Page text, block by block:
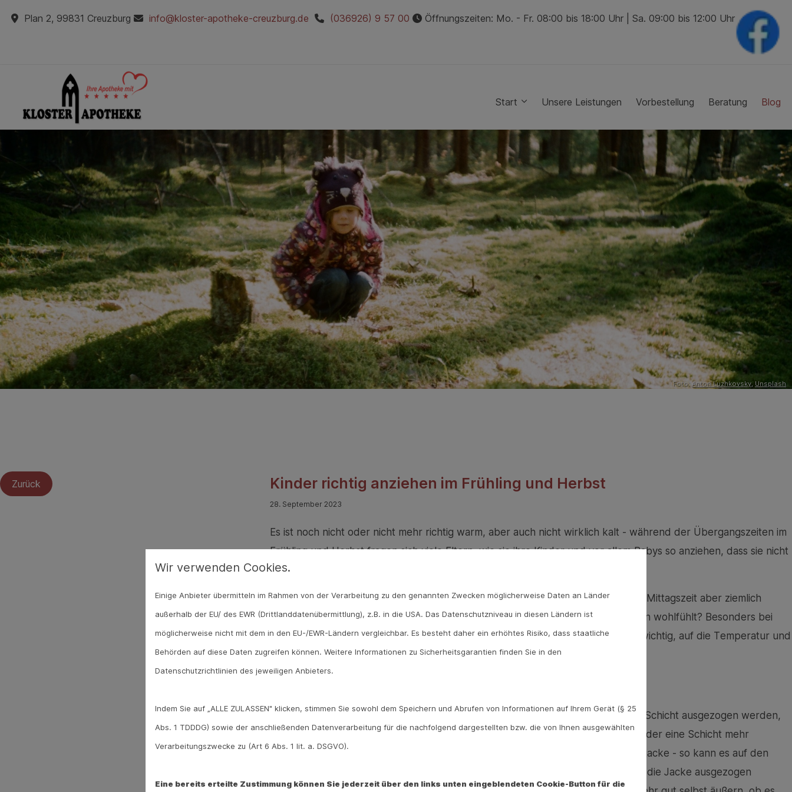
Plan 2, 99831 Creuzburg info@kloster-apotheke-creuzburg.de (036926) 9 57 00 Öffnungszeiten: Mo. - Fr. 08:00 bis 18:00 Uhr | Sa. 09:00 bis 12:00 Uhr
Start Unsere Leistungen Vorbestellung Beratung Blog
Foto: Anton Luzhkovsky Unsplash
Zurück Kinder richtig anziehen im Frühling und Herbst
28. September 2023
Es ist noch nicht oder nicht mehr richtig warm, aber auch nicht wirklich kalt - während der Übergangszeiten im
Frühling und Herbst fragen sich viele Eltern, wie sie ihre Kinder und vor allem Babys so anziehen, dass sie nicht
frieren, aber auch nicht schwitzen müssen.
Morgens und abends ist es im Herbst und Frühling oft kalt, in der Sonne ab der Mittagszeit aber ziemlich
warm. Wie kleide ich also mein Baby oder Kind, damit es sich zu allen Tageszeiten wohlfühlt? Besonders bei
Babys, die noch nicht selbst äußern können, ob ihnen warm oder kalt ist, ist es wichtig, auf die Temperatur und
einige Signale des Körpers zu achten.
Ein guter Tipp ist es, einen Zwiebellook zu wählen: So kann nach und nach eine Schicht ausgezogen werden,
wenn es wärmer wird. Wird es wieder kalt, kann man Baby und Kind einfach wieder eine Schicht mehr
anziehen. Unterhemd, Leggins, Outdoor-Hose, Langarmshirt, Strickjacke, Regenjacke - so kann es auf den
Spielplatz gehen. Wird es durch mehr Sonne und viel Bewegung zu warm, kann die Jacke ausgezogen
Wir verwenden Cookies.
Einige Anbieter übermitteln im Rahmen von der Verarbeitung zu den genannten Zwecken möglicherweise Daten an Länder
außerhalb der EU/ des EWR (Drittlanddatenübermittlung), z.B. in die USA. Das Datenschutzniveau in diesen Ländern ist
möglicherweise nicht mit dem in den EU-/EWR-Ländern vergleichbar. Es besteht daher ein erhöhtes Risiko, dass staatliche
Behörden auf diese Daten zugreifen können. Weitere Informationen zu Sicherheitsgarantien finden Sie in den
Datenschutzrichtlinien des jeweiligen Anbieters.
Indem Sie auf „ALLE ZULASSEN" klicken, stimmen Sie sowohl dem Speichern und Abrufen von Informationen auf Ihrem Gerät (§ 25
Abs. 1 TDDDG) sowie der anschließenden Datenverarbeitung für die nachfolgend dargestellten bzw. die von Ihnen ausgewählten
Verarbeitungszwecke zu (Art 6 Abs. 1 lit. a. DSGVO).
Eine bereits erteilte Zustimmung können Sie jederzeit über den links unten eingeblendeten Cookie-Button für die